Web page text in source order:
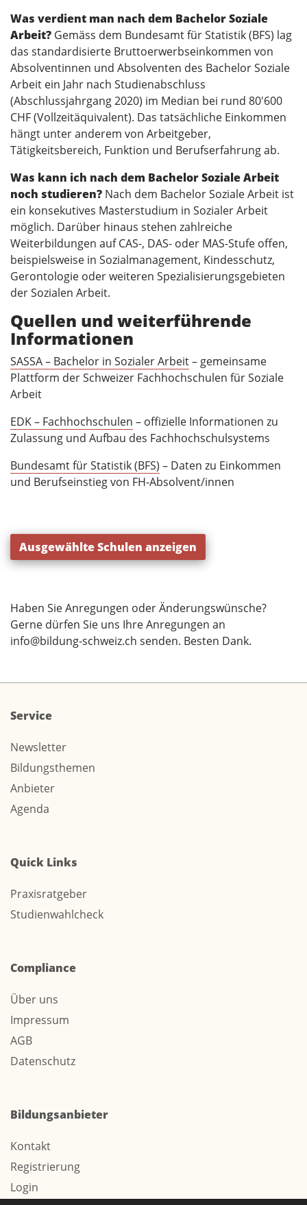
Was verdient man nach dem Bachelor Soziale
Arbeit? Gemäss dem Bundesamt für Statistik (BFS) lag
das standardisierte Bruttoerwerbseinkommen von
Absolventinnen und Absolventen des Bachelor Soziale
Arbeit ein Jahr nach Studienabschluss
(Abschlussjahrgang 2020) im Median bei rund 80'600
CHF (Vollzeitäquivalent). Das tatsächliche Einkommen
hängt unter anderem von Arbeitgeber,
Tätigkeitsbereich, Funktion und Berufserfahrung ab.
Was kann ich nach dem Bachelor Soziale Arbeit
noch studieren? Nach dem Bachelor Soziale Arbeit ist
ein konsekutives Masterstudium in Sozialer Arbeit
möglich. Darüber hinaus stehen zahlreiche
Weiterbildungen auf CAS-, DAS- oder MAS-Stufe offen,
beispielsweise in Sozialmanagement, Kindesschutz,
Gerontologie oder weiteren Spezialisierungsgebieten
der Sozialen Arbeit.
Quellen und weiterführende
Informationen
SASSA – Bachelor in Sozialer Arbeit– gemeinsame
Plattform der Schweizer Fachhochschulen für Soziale
Arbeit
EDK – Fachhochschulen – offizielle Informationen zu
Zulassung und Aufbau des Fachhochschulsystems
Bundesamt für Statistik (BFS) – Daten zu Einkommen
und Berufseinstieg von FH-Absolvent/innen
Ausgewählte Schulen anzeigen
Haben Sie Anregungen oder Änderungswünsche?
Gerne dürfen Sie uns Ihre Anregungen an
info@bildung-schweiz.ch senden. Besten Dank.
Service
Newsletter
Bildungsthemen
Anbieter
Agenda
Quick Links
Praxisratgeber
Studienwahlcheck
Compliance
Über uns
Impressum
AGB
Datenschutz
Bildungsanbieter
Kontakt
Registrierung
Login